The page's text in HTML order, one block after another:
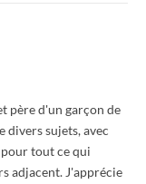
père d'un garçon de
divers sujets, avec
tout ce qui
adjacent. J'apprécie